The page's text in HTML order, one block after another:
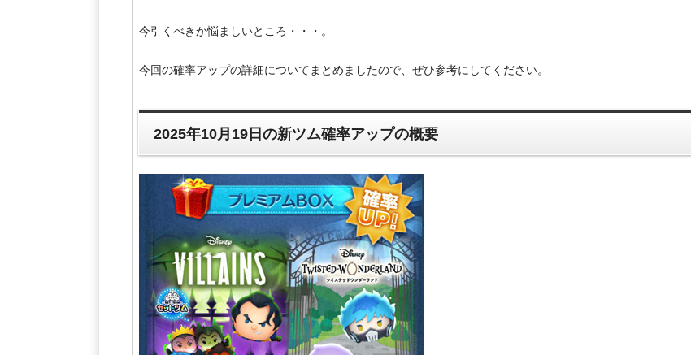
今引くべきか悩ましいところ・・・。
今回の確率アップの詳細についてまとめましたので、ぜひ参考にしてください。
2025年10月19日の新ツム確率アップの概要